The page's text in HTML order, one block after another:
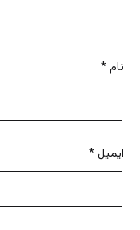
نام*
ایمیل*